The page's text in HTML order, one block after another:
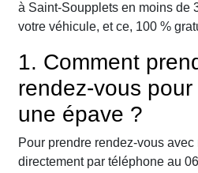
à Saint-Soupplets en moins de
votre véhicule, et ce, 100 %
1. Comment
rendez-vous
une épave ?
Pour prendre rendez-vous
directement par téléphone au